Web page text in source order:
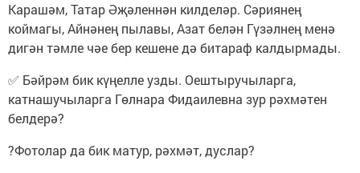
Карашәм, Татар Әҗәленнән килделәр. Сәриянең
коймагы, Айнәнең пылавы, Азат белән Гүзәлнең менә
дигән тәмле чәе бер кешене дә битараф калдырмады.
✅ Бәйрәм бик күңелле узды. Оештыручыларга,
катнашучыларга Гөлнара Фидаилевна зур рәхмәтен
белдерә?
?Фотолар да бик матур, рәхмәт, дуслар?